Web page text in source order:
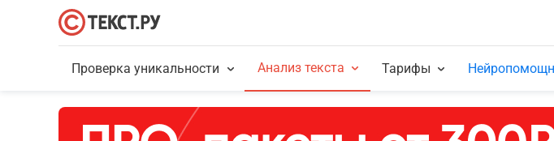
Проверка уникальности Анализ текста Тарифы